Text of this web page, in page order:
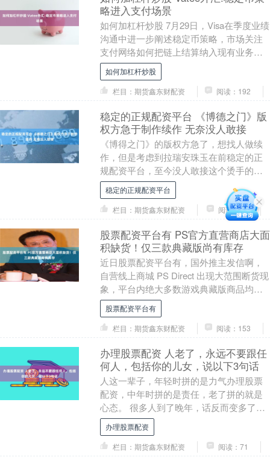
略进入支付场景
如何加杠杆炒股 7月29日，Visa在季度业绩
沟通中进一步阐述稳定币策略，市场关注
支付网络如何把链上结算纳入现有业务。
稳定币从交易工具走向支付场景，Vatee
外....
如何加杠杆炒股
栏目：期货鑫东财配资
阅读：192
稳定的正规配资平台 《博德之门》版
权方急于制作续作 无奈没人敢接
《博得之门》的版权方急了，想找人做续
作，但是考虑到拉瑞安珠玉在前稳定的正
规配资平台，至今没人敢接这个烫手的山
芋。前生软的制作人倒给了个建议——“借
腹生子”：找拉....
稳定的正规配资平台
栏目：期货鑫东财配资
阅读：88
股票配资平台有 PS官方直营商店大面
积缺货！仅三款典藏版尚有库存
近日股票配资平台有，国外推主发信啊，
自营线上商城 PS Direct 出现大范围断货现
象，平台内绝大多数游戏典藏版商品均标
注缺货状态，目前仅有《漫威金刚狼》
《羊....
股票配资平台有
栏目：期货鑫东财配资
阅读：153
办理股票配资 人老了，永远不要跟任
何人，包括你的儿女，说以下3句话
人这一辈子，年轻时拼的是力气办理股票
配资，中年时拼的是责任，老了拼的就是
心态。 很多人到了晚年，话反而变多了。
不是因为爱唠叨，是因为心里装了太多
事。 子女忙，....
办理股票配资
栏目：期货鑫东财配资
阅读：71